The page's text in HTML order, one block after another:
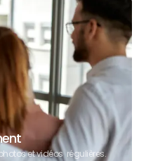
et vidéos régulières.